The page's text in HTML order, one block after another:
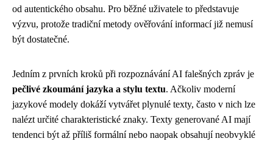
od autentického obsahu. Pro běžné uživatele to představuje
výzvu, protože tradiční metody ověřování informací již nemusí
být dostatečné.
Jedním z prvních kroků při rozpoznávání AI falešných zpráv je
pečlivé zkoumání jazyka a stylu textu. Ačkoliv moderní
jazykové modely dokáží vytvářet plynulé texty, často v nich lze
nalézt určité charakteristické znaky. Texty generované AI mají
tendenci být až příliš formální nebo naopak obsahují neobvyklé